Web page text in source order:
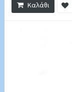
Καλάθι